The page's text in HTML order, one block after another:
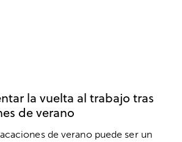
la vuelta al trabajo tras
de verano
de verano puede ser un